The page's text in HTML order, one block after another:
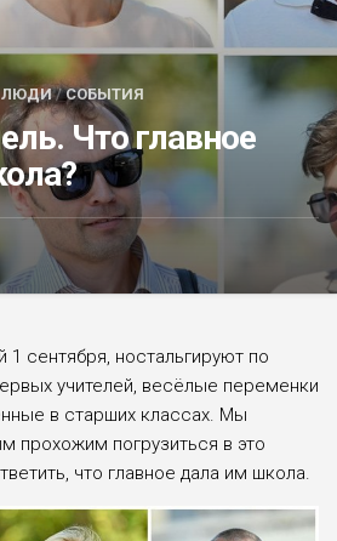
ЛЮДИ/СОБЫТИЯ
Что главное
1 сентября, ностальгируют по
учителей, весёлые переменки
в старших классах. Мы
прохожим погрузиться в это
что главное дала им школа.